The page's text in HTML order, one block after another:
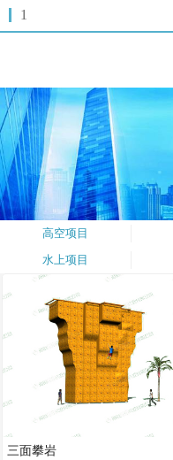
1
高空项目
水上项目
三面攀岩